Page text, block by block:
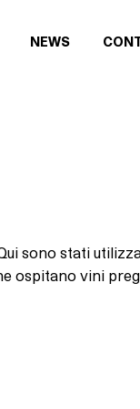
NEWS
sono stati
ospitano vini